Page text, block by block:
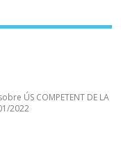
ÚS COMPETENT DE LA
2022